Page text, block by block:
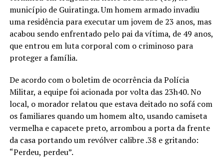
município de Guiratinga. Um homem armado invadiu
uma residência para executar um jovem de 23 anos, mas
acabou sendo enfrentado pelo pai da vítima, de 49 anos,
que entrou em luta corporal com o criminoso para
proteger a família.
De acordo com o boletim de ocorrência da Polícia
Militar, a equipe foi acionada por volta das 23h40. No
local, o morador relatou que estava deitado no sofá com
os familiares quando um homem alto, usando camiseta
vermelha e capacete preto, arrombou a porta da frente
da casa portando um revólver calibre .38 e gritando:
“Perdeu, perdeu”.